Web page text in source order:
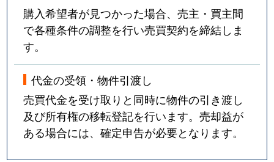
購入希望者が見つかった場合、売主・買主間
で各種条件の調整を行い売買契約を締結しま
す。
代金の受領・物件引渡し
売買代金を受け取りと同時に物件の引き渡し
及び所有権の移転登記を行います。売却益が
ある場合には、確定申告が必要となります。